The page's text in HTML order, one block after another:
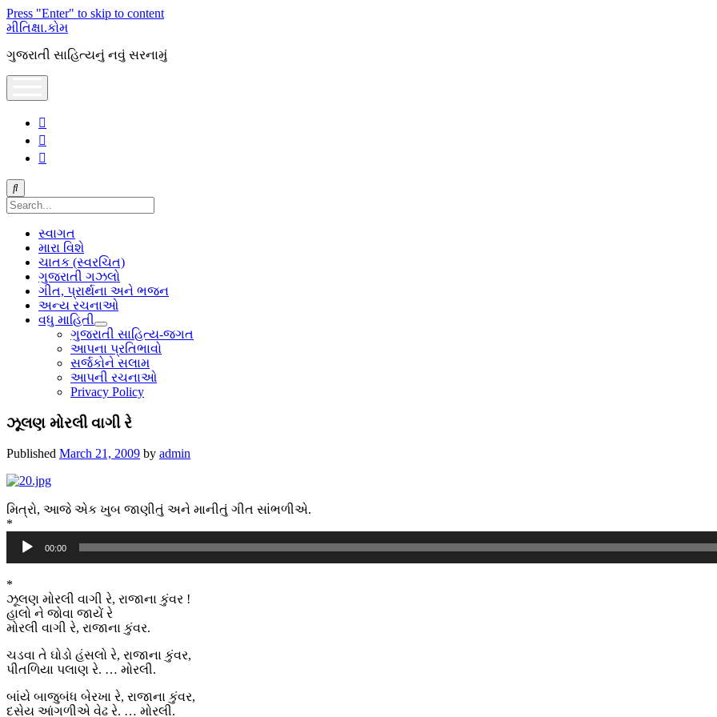
Press "Enter" to skip to content
મીતિક્ષા.કોમ
ગુજરાતી સાહિત્યનું નવું સરનામું
Search
સ્વાગત
મારા વિશે
ચાતક (સ્વરચિત)
ગુજરાતી ગઝલો
ગીત, પ્રાર્થના અને ભજન
અન્ય રચનાઓ
વધુ માહિતી
open
dropdown
menu
ગુજરાતી સાહિત્ય-જગત
આપના પ્રતિભાવો
સર્જકોને સલામ
આપની રચનાઓ
Privacy Policy
ઝૂલણ મોરલી વાગી રે
Published March 21, 2009 by admin
મિત્રો, આજે એક ખુબ જાણીતું અને માનીતું ગીત સાંભળીએ.
*
Audio
Player
00:00
*
ઝૂલણ મોરલી વાગી રે, રાજાના કુંવર !
હાલો ને જોવા જાયેં રે
મોરલી વાગી રે, રાજાના કુંવર.
ચડવા તે ઘોડો હંસલો રે, રાજાના કુંવર,
પીતળિયા પલાણ રે. … મોરલી.
બાંયે બાજુબંધ બેરખા રે, રાજાના કુંવર,
દસેય આંગળીએ વેઢ રે. … મોરલી.